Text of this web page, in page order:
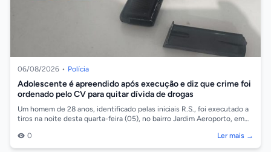
06/08/2026 • Polícia
Adolescente é apreendido após execução e diz que crime foi
ordenado pelo CV para quitar dívida de drogas
Um homem de 28 anos, identificado pelas iniciais R.S., foi executado a
tiros na noite desta quarta-feira (05), no bairro Jardim Aeroporto, em
0
Ler mais →